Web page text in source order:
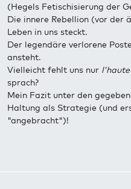
(Hegels Fetischisierung der
Die innere Rebellion (vor der
Leben in uns steckt.
Der legendäre verlorene
ansteht.
Vielleicht fehlt uns nur
sprach?
Mein Fazit unter den
Haltung als Strategie (und
"angebracht")!